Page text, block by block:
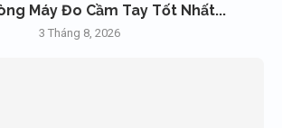
Máy Đo Cầm Tay Tốt Nhất...
3 Tháng 8, 2026